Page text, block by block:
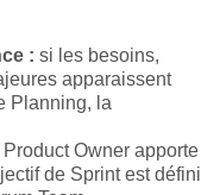
: si les besoins,
apparaissent
Planning, la
Product Owner apporte
de Sprint est défini